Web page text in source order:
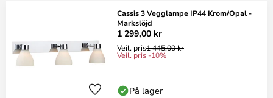
Cassis 3 Vegglampe IP44 Krom/Opal -
Markslöjd
1 299,00 kr
Veil. pris1 445,00 kr
Veil. pris -10%
På lager